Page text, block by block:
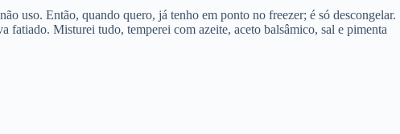
uso. Então, quando quero, já tenho em ponto no freezer; é só descongelar.
fatiado. Misturei tudo, temperei com azeite, aceto balsâmico, sal e pimenta